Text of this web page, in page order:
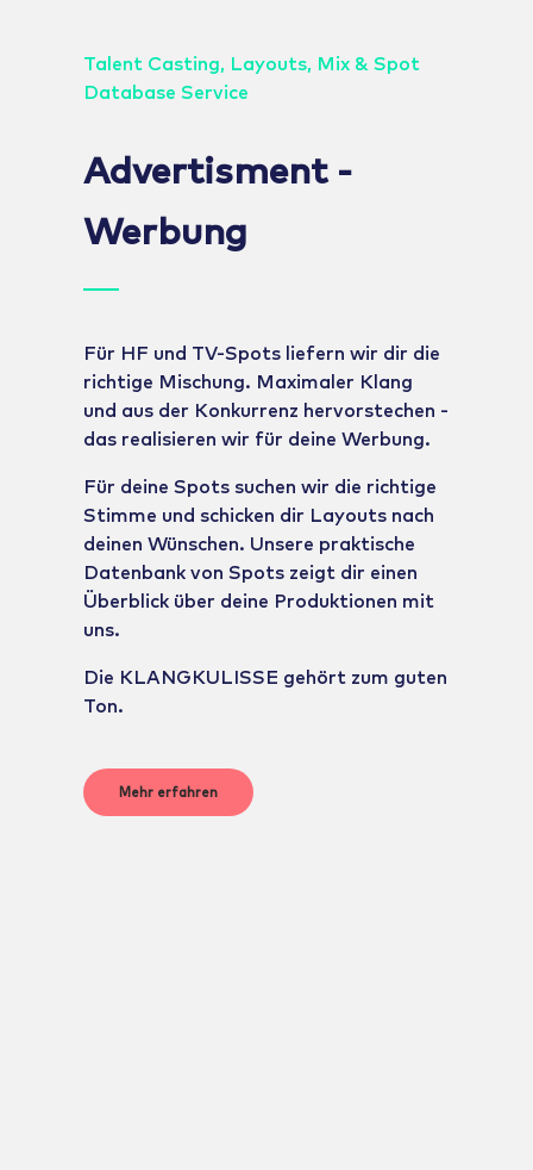
Talent Casting, Layouts, Mix & Spot
Database Service
Advertisment -
Werbung
Für HF und TV-Spots liefern wir dir die
richtige Mischung. Maximaler Klang
und aus der Konkurrenz hervorstechen -
das realisieren wir für deine Werbung.
Für deine Spots suchen wir die richtige
Stimme und schicken dir Layouts nach
deinen Wünschen. Unsere praktische
Datenbank von Spots zeigt dir einen
Überblick über deine Produktionen mit
uns.
Die KLANGKULISSE gehört zum guten
Ton.
Mehr erfahren